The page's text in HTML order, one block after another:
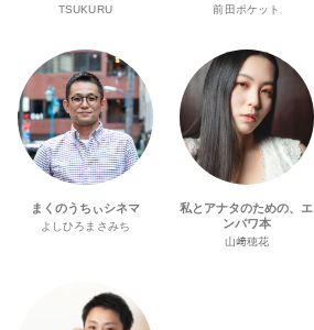
TSUKURU 前田ポケット
まくのうちぃシネマ
よしひろまさみち
私とアナタのための、エ
ンパワ本
山﨑穂花